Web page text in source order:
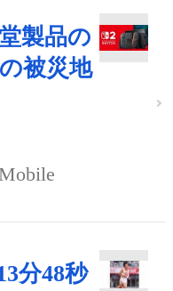
製品の
被災地
分48秒